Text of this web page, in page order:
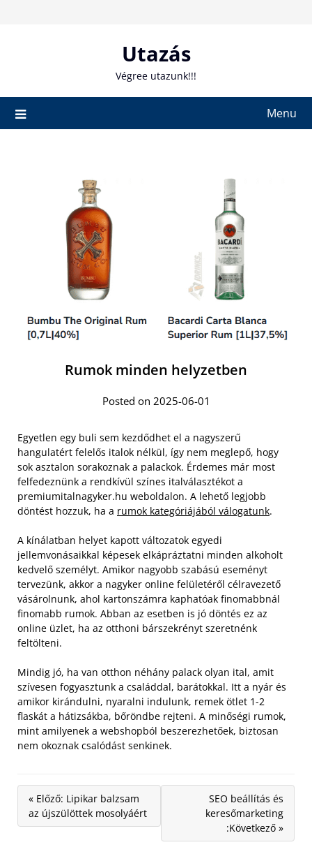
Utazás
Végree utazunk!!!
Menu
Rumok minden helyzetben
Posted on 2025-06-01
Egyetlen egy buli sem kezdődhet el a nagyszerű
hangulatért felelős italok nélkül, így nem meglepő, hogy
sok asztalon sorakoznak a palackok. Érdemes már most
felfedeznünk a rendkívül színes italválasztékot a
premiumitalnagyker.hu weboldalon. A lehető legjobb
döntést hozzuk, ha a rumok kategóriájából válogatunk.
A kínálatban helyet kapott változatok egyedi
jellemvonásaikkal képesek elkápráztatni minden alkoholt
kedvelő személyt. Amikor nagyobb szabású eseményt
tervezünk, akkor a nagyker online felületéről célravezető
vásárolnunk, ahol kartonszámra kaphatóak finomabbnál
finomabb rumok. Abban az esetben is jó döntés ez az
online üzlet, ha az otthoni bárszekrényt szeretnénk
feltölteni.
Mindig jó, ha van otthon néhány palack olyan ital, amit
szívesen fogyasztunk a családdal, barátokkal. Itt a nyár és
amikor kirándulni, nyaralni indulunk, remek ötlet 1-2
flaskát a hátizsákba, bőröndbe rejteni. A minőségi rumok,
mint amilyenek a webshopból beszerezhetőek, biztosan
nem okoznak csalódást senkinek.
« Előző: Lipikar balzsam
az újszülöttek mosolyáért
SEO beállítás és
keresőmarketing
:Következő »